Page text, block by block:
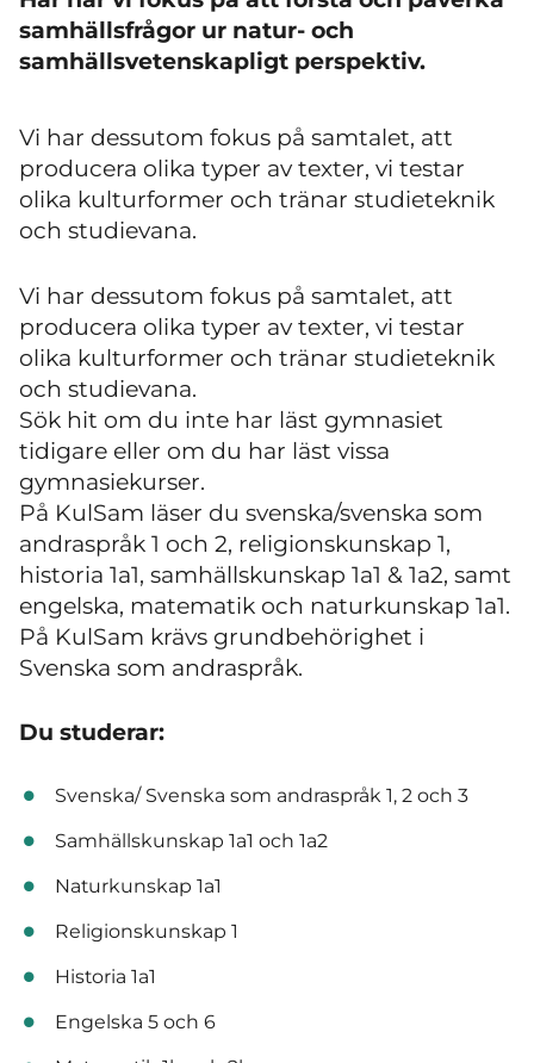
samhällsfrågor ur natur- och
samhällsvetenskapligt perspektiv.
Vi har dessutom fokus på samtalet, att
producera olika typer av texter, vi testar
olika kulturformer och tränar studieteknik
och studievana.
Vi har dessutom fokus på samtalet, att
producera olika typer av texter, vi testar
olika kulturformer och tränar studieteknik
och studievana.
Sök hit om du inte har läst gymnasiet
tidigare eller om du har läst vissa
gymnasiekurser.
På KulSam läser du svenska/svenska som
andraspråk 1 och 2, religionskunskap 1,
historia 1a1, samhällskunskap 1a1 & 1a2, samt
engelska, matematik och naturkunskap 1a1.
På KulSam krävs grundbehörighet i
Svenska som andraspråk.
Du studerar:
Svenska/ Svenska som andraspråk 1, 2 och 3
Samhällskunskap 1a1 och 1a2
Naturkunskap 1a1
Religionskunskap 1
Historia 1a1
Engelska 5 och 6